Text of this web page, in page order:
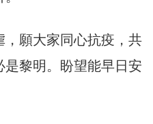
願大家同心抗疫，共
黎明。盼望能早日安